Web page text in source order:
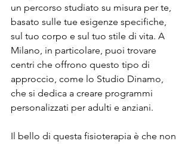
un percorso studiato su misura per te,
basato sulle tue esigenze specifiche,
sul tuo corpo e sul tuo stile di vita. A
Milano, in particolare, puoi trovare
centri che offrono questo tipo di
approccio, come lo Studio Dinamo,
che si dedica a creare programmi
personalizzati per adulti e anziani.
Il bello di questa fisioterapia è che non